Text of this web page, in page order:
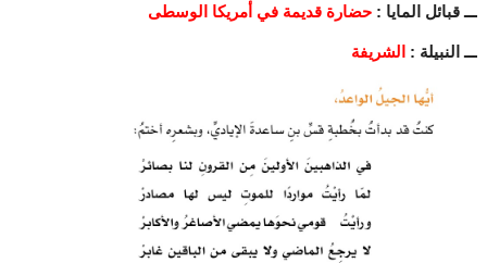
ـــ قبائل المايا : حضارة قديمة في أمريكا الوسطى
ـــ النبيلة : الشريفة